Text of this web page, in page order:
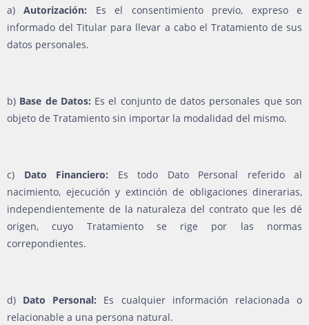
a)Autorización: Es el consentimiento previo, expreso e
informado del Titular para llevar a cabo el Tratamiento de sus
datos personales.
b) Base de Datos: Es el conjunto de datos personales que son
objeto de Tratamiento sin importar la modalidad del mismo.
c) Dato Financiero: Es todo Dato Personal referido al
nacimiento, ejecución y extinción de obligaciones dinerarias,
independientemente de la naturaleza del contrato que les dé
origen, cuyo Tratamiento se rige por las normas
correpondientes.
d) Dato Personal: Es cualquier información relacionada o
relacionable a una persona natural.